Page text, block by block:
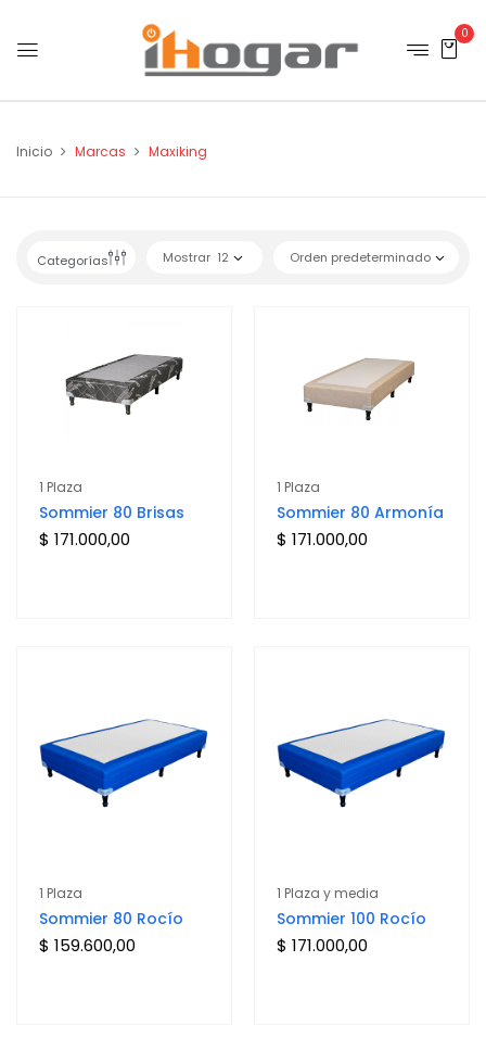
0
Inicio Marcas Maxiking
Categorías Orden predeterminado
Mostrar 12
1 Plaza
Sommier 80 Brisas
$ 171.000,00
1 Plaza
Sommier 80 Armonía
$ 171.000,00
1 Plaza
Sommier 80 Rocío
$ 159.600,00
1 Plaza y media
Sommier 100 Rocío
$ 171.000,00